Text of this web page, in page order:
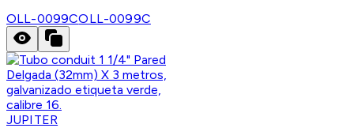
OLL-0099COLL-0099C
JUPITER